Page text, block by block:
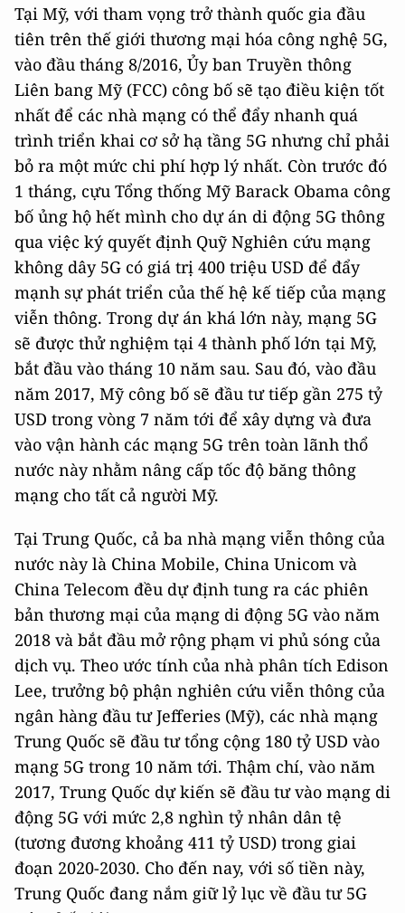
Tại Mỹ, với tham vọng trở thành quốc gia đầu
tiên trên thế giới thương mại hóa công nghệ 5G,
vào đầu tháng 8/2016, Ủy ban Truyền thông
Liên bang Mỹ (FCC) công bố sẽ tạo điều kiện tốt
nhất để các nhà mạng có thể đẩy nhanh quá
trình triển khai cơ sở hạ tầng 5G nhưng chỉ phải
bỏ ra một mức chi phí hợp lý nhất. Còn trước đó
1 tháng, cựu Tổng thống Mỹ Barack Obama công
bố ủng hộ hết mình cho dự án di động 5G thông
qua việc ký quyết định Quỹ Nghiên cứu mạng
không dây 5G có giá trị 400 triệu USD để đẩy
mạnh sự phát triển của thế hệ kế tiếp của mạng
viễn thông. Trong dự án khá lớn này, mạng 5G
sẽ được thử nghiệm tại 4 thành phố lớn tại Mỹ,
bắt đầu vào tháng 10 năm sau. Sau đó, vào đầu
năm 2017, Mỹ công bố sẽ đầu tư tiếp gần 275 tỷ
USD trong vòng 7 năm tới để xây dựng và đưa
vào vận hành các mạng 5G trên toàn lãnh thổ
nước này nhằm nâng cấp tốc độ băng thông
mạng cho tất cả người Mỹ.
Tại Trung Quốc, cả ba nhà mạng viễn thông của
nước này là China Mobile, China Unicom và
China Telecom đều dự định tung ra các phiên
bản thương mại của mạng di động 5G vào năm
2018 và bắt đầu mở rộng phạm vi phủ sóng của
dịch vụ. Theo ước tính của nhà phân tích Edison
Lee, trưởng bộ phận nghiên cứu viễn thông của
ngân hàng đầu tư Jefferies (Mỹ), các nhà mạng
Trung Quốc sẽ đầu tư tổng cộng 180 tỷ USD vào
mạng 5G trong 10 năm tới. Thậm chí, vào năm
2017, Trung Quốc dự kiến sẽ đầu tư vào mạng di
động 5G với mức 2,8 nghìn tỷ nhân dân tệ
(tương đương khoảng 411 tỷ USD) trong giai
đoạn 2020-2030. Cho đến nay, với số tiền này,
Trung Quốc đang nắm giữ lỷ lục về đầu tư 5G